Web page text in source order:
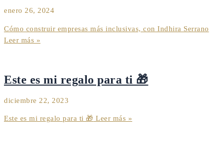
enero 26, 2024
Cómo construir empresas más inclusivas, con Indhira Serrano
Leer más »
Este es mi regalo para ti 🎁
diciembre 22, 2023
Este es mi regalo para ti 🎁 Leer más »